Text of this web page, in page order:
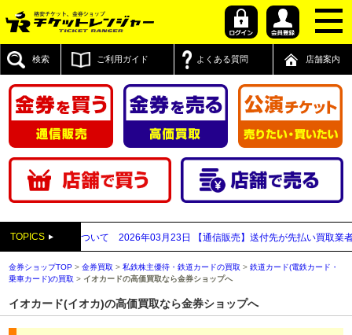
検索 ご利用ガイド よくある質問 店舗案内
TOPICS
西口店について 2026年03月23日 【通信販売】送付先が先払い買取業者と思わ
金券ショップTOP >金券買取 >私鉄株主優待・鉄道カードの買取 >鉄道カード(電鉄カード・
乗車カード)の買取 > イオカードの高価買取なら金券ショップへ
イオカード(イオカ)の高価買取なら金券ショップへ